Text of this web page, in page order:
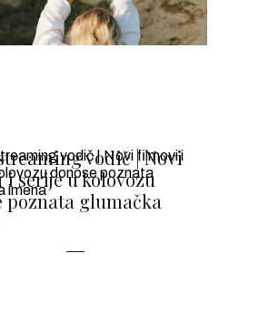
vodič | Novi
serije u kolovozu
poznata glumačka